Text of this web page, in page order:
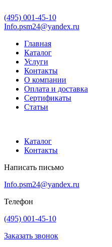
(495) 001-45-10
Info.psm24@yandex.ru
Главная
Каталог
Услуги
Контакты
О компании
Оплата и доставка
Сертификаты
Статьи
Каталог
Контакты
Написать письмо
Info.psm24@yandex.ru
Телефон
(495) 001-45-10
Заказать звонок